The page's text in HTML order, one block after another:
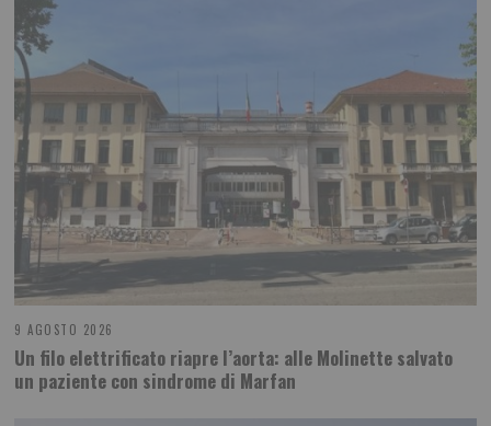
9 AGOSTO 2026
Un filo elettrificato riapre l’aorta: alle Molinette salvato
un paziente con sindrome di Marfan